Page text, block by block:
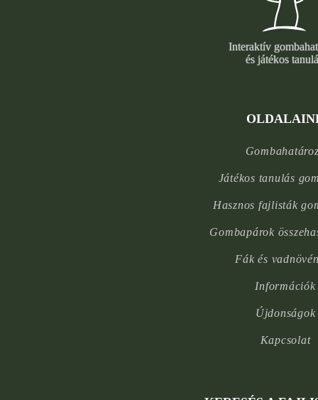
Interaktív
és játékos
Játékos tanulás
Hasznos fajlisták
Gombapárok
Fák és
Információk
Újdonságok
Kapcsolat